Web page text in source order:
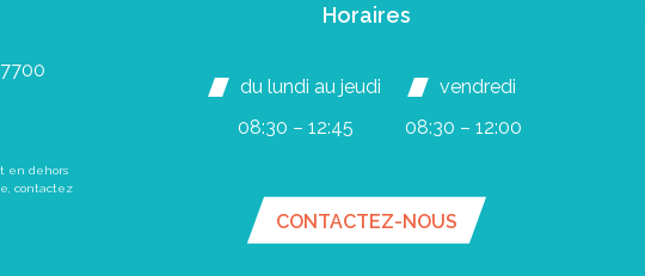
en dehors
contactez
Horaires
du lundi au jeudi
08:30 – 12:45
vendredi
08:30 – 12:00
CONTACTEZ-NOUS